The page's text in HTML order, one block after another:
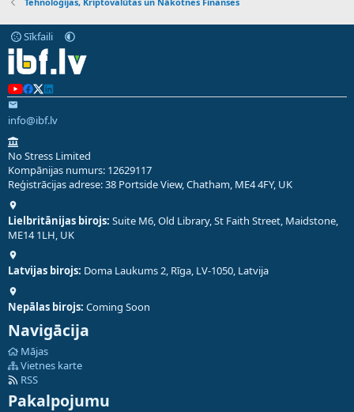
Sīkfaili
info@ibf.lv
No Stress Limited
Kompānijas numurs: 12629117
Reģistrācijas adrese: 38 Portside View, Chatham, ME4 4FY, UK
Lielbritānijas birojs: Suite M6, Old Library, St Faith Street, Maidstone,
ME14 1LH, UK
Latvijas birojs: Doma Laukums 2, Rīga, LV-1050, Latvija
Nepālas birojs: Coming Soon
Navigācija
Mājas
Vietnes karte
RSS
Pakalpojumu